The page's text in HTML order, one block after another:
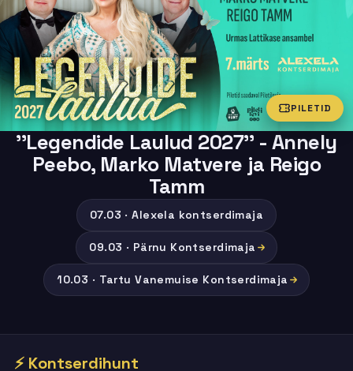
PILETID
''Legendide Laulud 2027'' - Annely
Peebo, Marko Matvere ja Reigo
Tamm
07.03 · Alexela kontserdimaja
09.03 · Pärnu Kontserdimaja
10.03 · Tartu Vanemuise Kontserdimaja
⚡ Kontserdihunt